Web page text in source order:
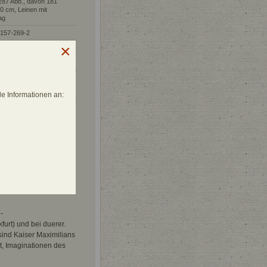
Informationen an:
cm, Leinen mit
269-2
für Kunstwissenschaft
eines von zehn
– ob
lange
und zeichnet ihre
und bei duerer.
Kaiser Maximilians
Imaginationen des